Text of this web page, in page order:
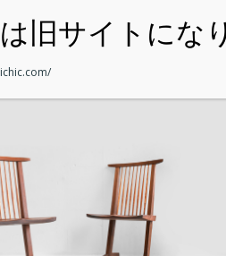
・HOME ・ITEM